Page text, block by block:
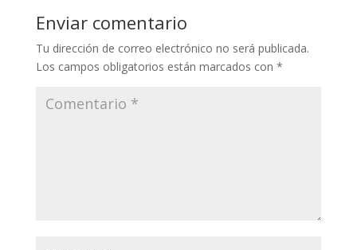
Enviar comentario
Tu dirección de correo electrónico no será publicada.
Los campos obligatorios están marcados con *